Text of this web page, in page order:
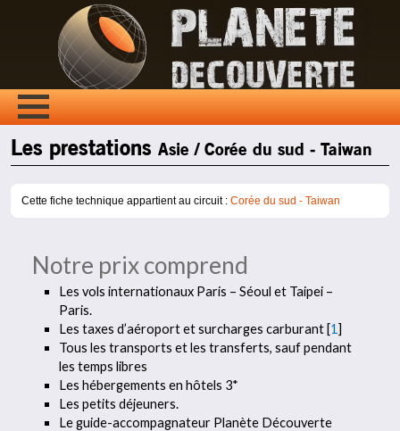
Les prestationsAsie / Corée du sud - Taiwan
Cette fiche technique appartient au circuit :Corée du sud - Taiwan
Notre prix comprend
Les vols internationaux Paris – Séoul et Taipei –
Paris.
Les taxes d’aéroport et surcharges carburant [1]
Tous les transports et les transferts, sauf pendant
les temps libres
Les hébergements en hôtels 3*
Les petits déjeuners.
Le guide-accompagnateur Planète Découverte